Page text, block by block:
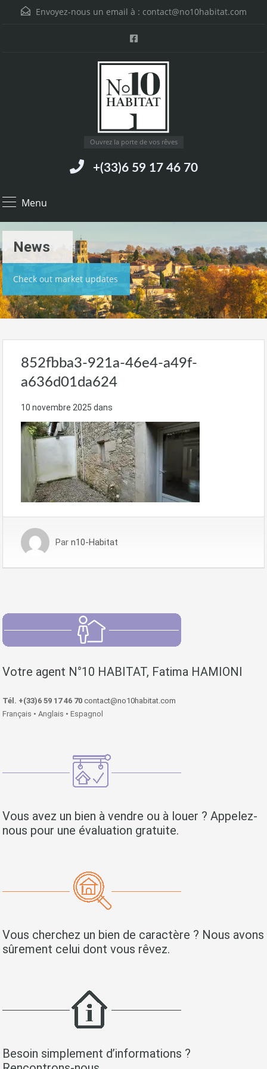
Envoyez-nous un email à : contact@no10habitat.com
Ouvrez la porte de vos rêves
+(33)6 59 17 46 70
Menu
News
Check out market updates
852fbba3-921a-46e4-a49f-
a636d01da624
10 novembre 2025 dans
Par n10-Habitat
Votre agent N°10 HABITAT, Fatima HAMIONI
Tél. +(33)6 59 17 46 70 contact@no10habitat.com
Français • Anglais • Espagnol
Vous avez un bien à vendre ou à louer ? Appelez-
nous pour une évaluation gratuite.
Vous cherchez un bien de caractère ? Nous avons
sûrement celui dont vous rêvez.
Besoin simplement d’informations ?